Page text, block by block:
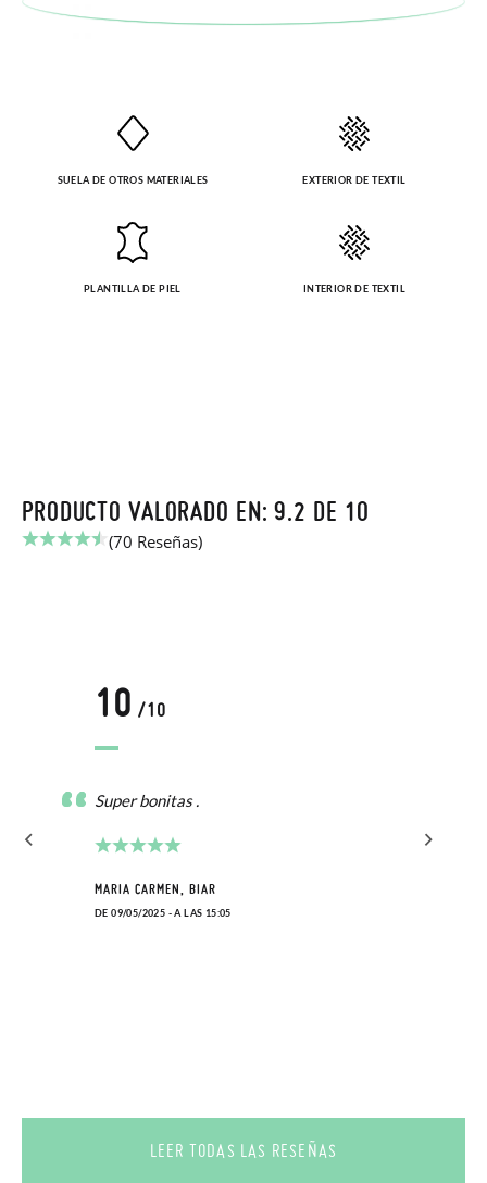
SUELA DE OTROS MATERIALES EXTERIOR DE TEXTIL
PLANTILLA DE PIEL INTERIOR DE TEXTIL
PRODUCTO VALORADO EN: 9.2 DE 10
(70 Reseñas)
10 /10
Super bonitas .
MARIA CARMEN, BIAR
DE 09/05/2025 - A LAS 15:05
LEER TODAS LAS RESEÑAS